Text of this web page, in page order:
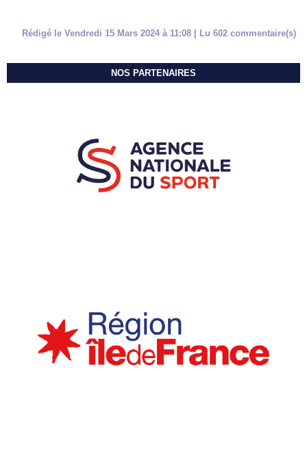
Rédigé le Vendredi 15 Mars 2024 à 11:08 | Lu 602 commentaire(s)
NOS PARTENAIRES